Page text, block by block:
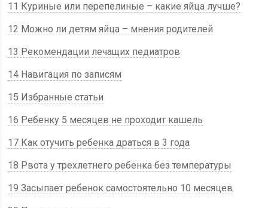
11 Куриные или перепелиные – какие яйца лучше?
12 Можно ли детям яйца – мнения родителей
13 Рекомендации лечащих педиатров
14 Навигация по записям
15 Избранные статьи
16 Ребенку 5 месяцев не проходит кашель
17 Как отучить ребенка драться в 3 года
18 Рвота у трехлетнего ребенка без температуры
19 Засыпает ребенок самостоятельно 10 месяцев